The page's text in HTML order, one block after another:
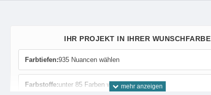
IHR PROJEKT IN IHRER WUNSCHFARBE
Farbtiefen:935 Nuancen wählen
Farbstoffe:unter 85 Farben wählen